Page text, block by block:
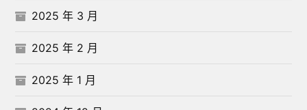
2025 年 3 月
2025 年 2 月
2025 年 1 月